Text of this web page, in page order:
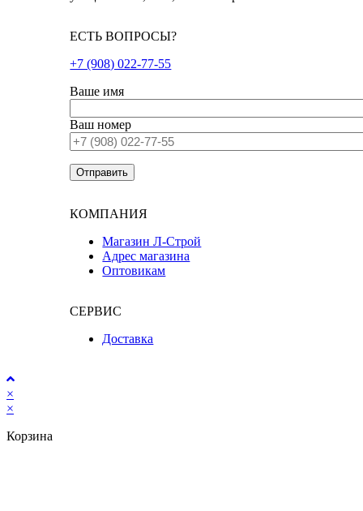
ЕСТЬ ВОПРОСЫ?
+7 (908) 022-77-55
Ваше имя
Ваш номер
КОМПАНИЯ
Магазин Л-Строй
Адрес магазина
Оптовикам
СЕРВИС
Доставка
×
×
Корзина